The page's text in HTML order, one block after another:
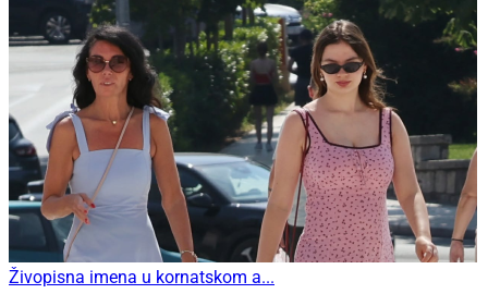
Živopisna imena u kornatskom a...